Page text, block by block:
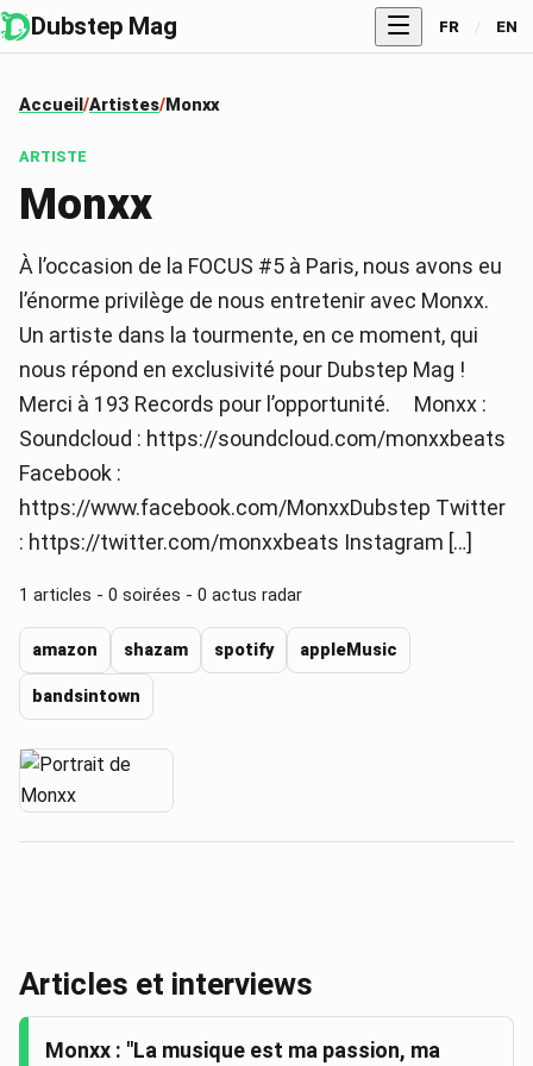
Dubstep Mag FR / EN
Accueil Artistes Monxx
ARTISTE
Monxx
À l’occasion de la FOCUS #5 à Paris, nous avons eu
l’énorme privilège de nous entretenir avec Monxx.
Un artiste dans la tourmente, en ce moment, qui
nous répond en exclusivité pour Dubstep Mag !
Merci à 193 Records pour l’opportunité. Monxx :
Soundcloud : https://soundcloud.com/monxxbeats
Facebook :
https://www.facebook.com/MonxxDubstep Twitter
: https://twitter.com/monxxbeats Instagram […]
1 articles - 0 soirées - 0 actus radar
amazon shazam spotify appleMusic
bandsintown
Articles et interviews
Monxx : "La musique est ma passion, ma